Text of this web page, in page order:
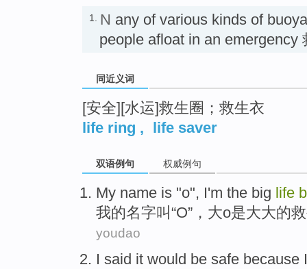
1. N any of various kinds of
people afloat in an emergency
同近义词
[安全][水运]救生圈；救生衣
life ring , life saver
双语例句 权威例句
My name is "o", I'm the big life
我的名字叫“O”， 大o是大大的
youdao
I said it would be safe because